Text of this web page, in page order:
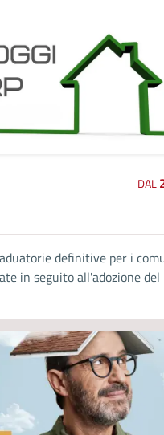
DAL
definitive per i
in seguito all'adozione del